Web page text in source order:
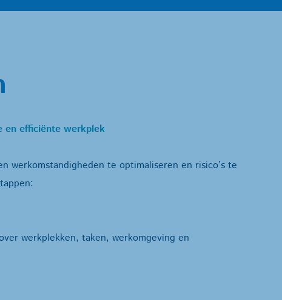
en efficiënte werkplek
werkomstandigheden te optimaliseren en risico’s te
werkplekken, taken, werkomgeving en